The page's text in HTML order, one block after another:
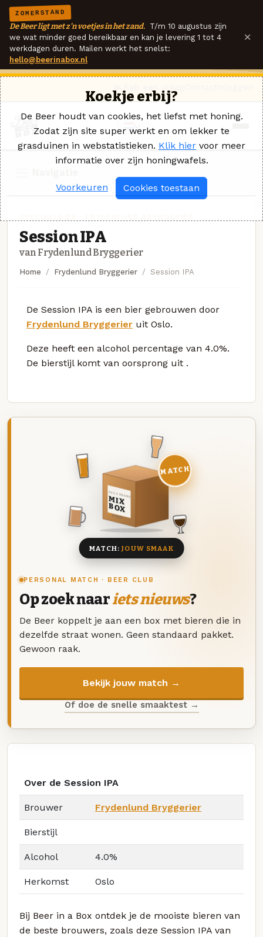
ZOMERSTAND
De Beer ligt met z'n voetjes in het zand. T/m 10 augustus zijn
we wat minder goed bereikbaar en kan je levering 1 tot 4
werkdagen duren. Mailen werkt het snelst:
hello@beerinabox.nl
×
Session IPA
van Frydenlund Bryggerier
Home Frydenlund Bryggerier Session IPA
De Session IPA is een bier gebrouwen door
Frydenlund Bryggerier uit Oslo.
Deze heeft een alcohol percentage van 4.0%.
De bierstijl komt van oorsprong uit .
PERSONAL MATCH · BEER CLUB
Op zoek naariets nieuws?
De Beer koppelt je aan een box met bieren die in
dezelfde straat wonen. Geen standaard pakket.
Gewoon raak.
Bekijk jouw match →
Of doe de snelle smaaktest →
DEZE MAAND
MIX
BOX
8 BIEREN
MATCH
MATCH:JOUW SMAAK
Over de Session IPA
Brouwer Frydenlund Bryggerier
Bierstijl
Alcohol 4.0%
Herkomst Oslo
Bij Beer in a Box ontdek je de mooiste bieren van
de beste brouwers, zoals deze Session IPA van
Koekje erbij?
De Beer houdt van cookies, het liefst met honing.
Zodat zijn site super werkt en om lekker te
grasduinen in webstatistieken. Klik hier voor meer
informatie over zijn honingwafels.
Voorkeuren Cookies toestaan